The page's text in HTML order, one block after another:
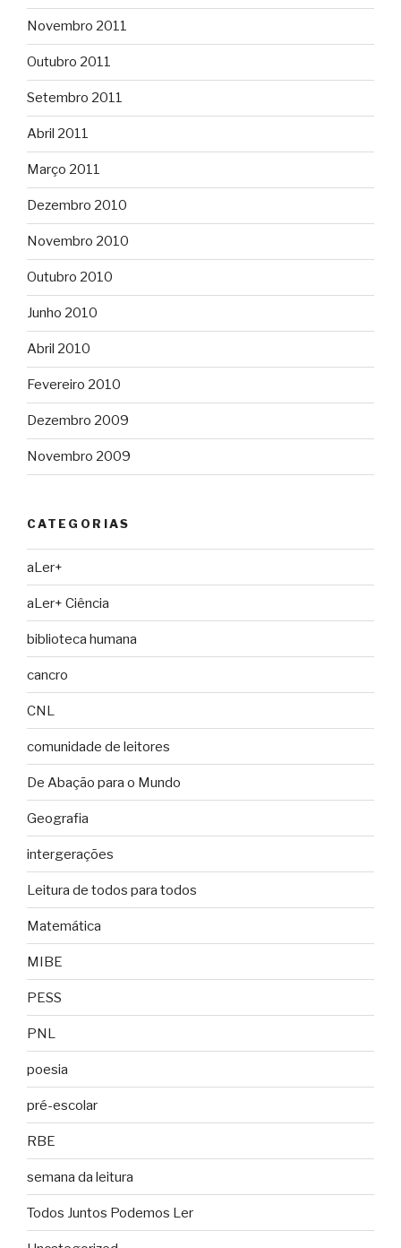
Novembro 2011
Outubro 2011
Setembro 2011
Abril 2011
Março 2011
Dezembro 2010
Novembro 2010
Outubro 2010
Junho 2010
Abril 2010
Fevereiro 2010
Dezembro 2009
Novembro 2009
CATEGORIAS
aLer+
aLer+ Ciência
biblioteca humana
cancro
CNL
comunidade de leitores
De Abação para o Mundo
Geografia
intergerações
Leitura de todos para todos
Matemática
MIBE
PESS
PNL
poesia
pré-escolar
RBE
semana da leitura
Todos Juntos Podemos Ler